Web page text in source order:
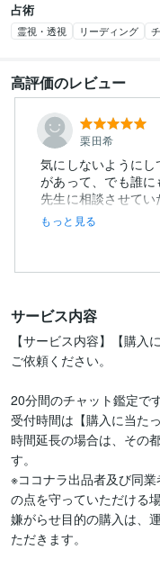
占術
霊視・透視 リーディング
高評価のレビュー
栗田希
気にしないように
があって、でも誰
先生に相談させてい
もっと見る
サービス内容
【サービス内容】【購入
ご依頼ください。
20分間のチャット鑑定です
受付時間は【購入に当た
時間延長の場合は、その
す。
※ココナラ出品者及び同
の点を守っていただける
嫌がらせ目的の購入は、
ただきます。